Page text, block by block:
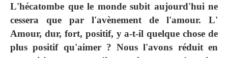
L'hécatombe que le monde subit aujourd'hui ne
cessera que par l'avènement de l'amour. L'
Amour, dur, fort, positif, y a-t-il quelque chose de
plus positif qu'aimer ? Nous l'avons réduit en